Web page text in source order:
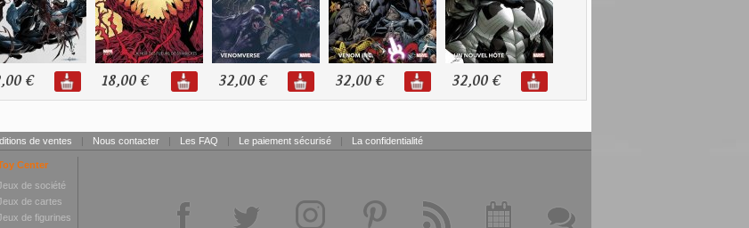
€ 18,00 € 32,00 € 32,00 € 32,00 €
de ventes | Nous contacter | Les FAQ | Le paiement sécurisé | La confidentialité
Center
de société
de cartes
de figurines